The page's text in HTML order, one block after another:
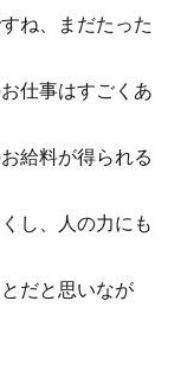
ね、まだたった
仕事はすごくあ
給料が得られる
し、人の力にも
だと思いなが